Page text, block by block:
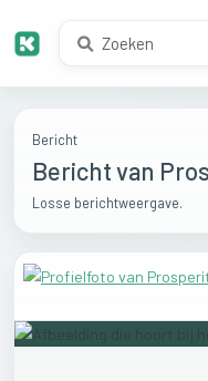
Bericht
Bericht van
Losse berichtweergave.